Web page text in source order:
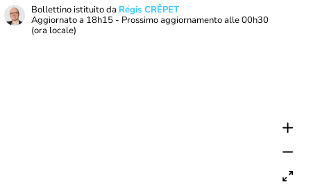
Bollettino istituito da Régis CRÊPET
Aggiornato a 18h15 - Prossimo aggiornamento alle00h30
(ora locale)